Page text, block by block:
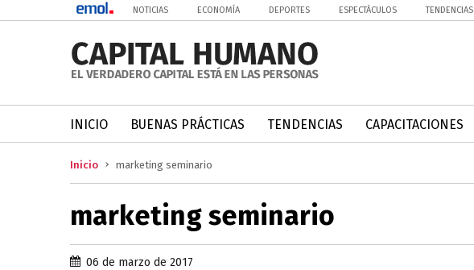
NOTICIAS ECONOMÍA DEPORTES ESPECTÁCULOS TENDENCIAS
INICIO BUENAS PRÁCTICAS TENDENCIAS CAPACITACIONES
Inicio marketing seminario
marketing seminario
06 de marzo de 2017